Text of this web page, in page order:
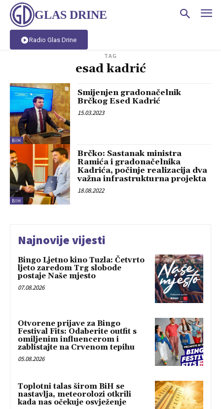
GLAS DRINE
Radio Glas Drine
TAG
esad kadrić
BIH
Smijenjen gradonačelnik
Brčkog Esed Kadrić
15.03.2023
BIH
Brčko: Sastanak ministra
Ramića i gradonačelnika
Kadrića, počinje realizacija dva
važna infrastrukturna projekta
18.08.2022
Najnovije vijesti
Bingo Ljetno kino Tuzla: Četvrto
ljeto zaredom Trg slobode
postaje Naše mjesto
07.08.2026
Otvorene prijave za Bingo
Festival Fits: Odaberite outfit s
omiljenim influencerom i
zablistajte na Crvenom tepihu
05.08.2026
Toplotni talas širom BiH se
nastavlja, meteorolozi otkrili
kada nas očekuje osvježenje